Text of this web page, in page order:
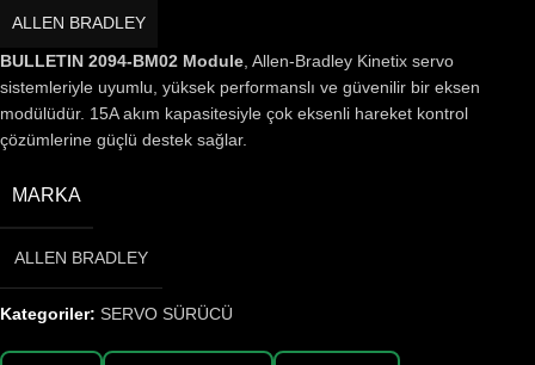
ALLEN BRADLEY
BULLETIN 2094-BM02 Module , Allen-Bradley Kinetix servo
sistemleriyle uyumlu, yüksek performanslı ve güvenilir bir eksen
modülüdür. 15A akım kapasitesiyle çok eksenli hareket kontrol
çözümlerine güçlü destek sağlar.
MARKA
ALLEN BRADLEY
Kategoriler: SERVO SÜRÜCÜ